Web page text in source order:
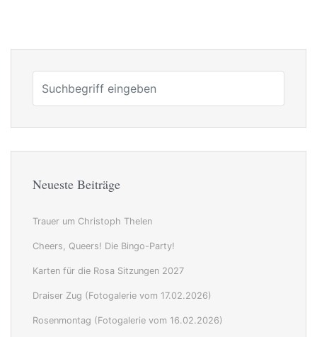
Neueste Beiträge
Trauer um Christoph Thelen
Cheers, Queers! Die Bingo-Party!
Karten für die Rosa Sitzungen 2027
Draiser Zug (Fotogalerie vom 17.02.2026)
Rosenmontag (Fotogalerie vom 16.02.2026)